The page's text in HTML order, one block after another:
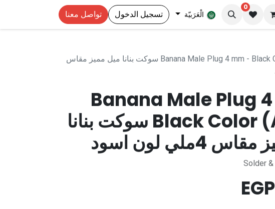
0
الْعَرَبيّة تسجيل الدخول تواصل معنا
Banana Male Plug 4 mm - Black Color (AD89) سوكت بنانا ميل مميز مقاس
Banana Male Plug
Black Color (AD89) سوكت بنانا
لون اسود
Solder